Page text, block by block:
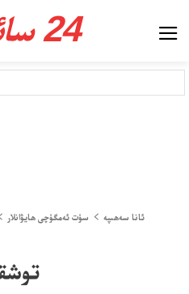
24 سائەت
ئانا سەھىپە سۈت ئەمگۈچى ھايۋانلار